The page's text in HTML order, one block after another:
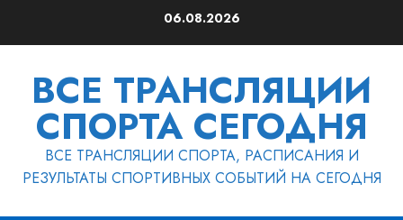
06.08.2026
ВСЕ ТРАНСЛЯЦИИ
СПОРТА СЕГОДНЯ
ВСЕ ТРАНСЛЯЦИИ СПОРТА, РАСПИСАНИЯ И
РЕЗУЛЬТАТЫ СПОРТИВНЫХ СОБЫТИЙ НА СЕГОДНЯ